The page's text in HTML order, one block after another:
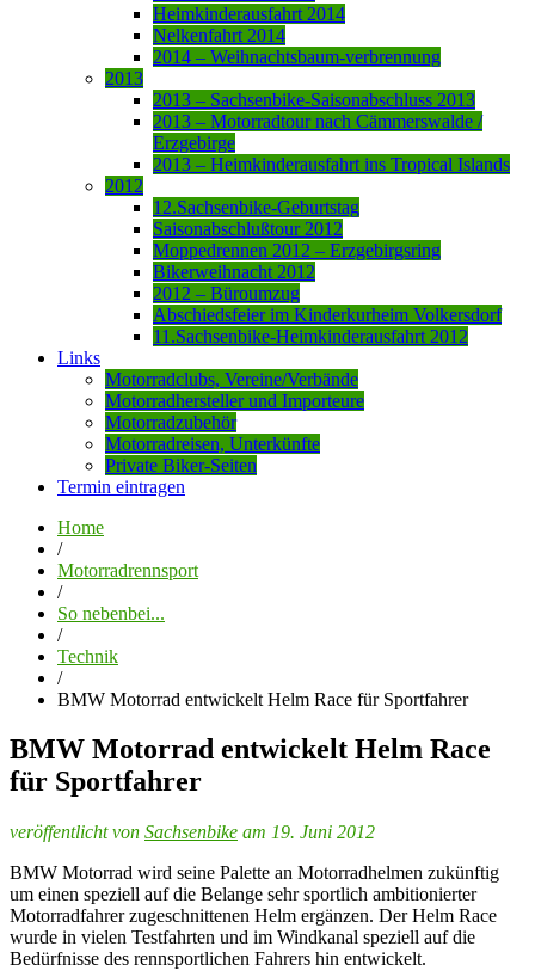
Heimkinderausfahrt 2014
Nelkenfahrt 2014
2014 – Weihnachtsbaum-verbrennung
2013
2013 – Sachsenbike-Saisonabschluss 2013
2013 – Motorradtour nach Cämmerswalde /
Erzgebirge
2013 – Heimkinderausfahrt ins Tropical Islands
2012
12.Sachsenbike-Geburtstag
Saisonabschlußtour 2012
Moppedrennen 2012 – Erzgebirgsring
Bikerweihnacht 2012
2012 – Büroumzug
Abschiedsfeier im Kinderkurheim Volkersdorf
11.Sachsenbike-Heimkinderausfahrt 2012
Links
Motorradclubs, Vereine/Verbände
Motorradhersteller und Importeure
Motorradzubehör
Motorradreisen, Unterkünfte
Private Biker-Seiten
Termin eintragen
Home
/
Motorradrennsport
/
So nebenbei...
/
Technik
/
BMW Motorrad entwickelt Helm Race für Sportfahrer
BMW Motorrad entwickelt Helm Race
für Sportfahrer
veröffentlicht von Sachsenbike am 19. Juni 2012
BMW Motorrad wird seine Palette an Motorradhelmen zukünftig
um einen speziell auf die Belange sehr sportlich ambitionierter
Motorradfahrer zugeschnittenen Helm ergänzen. Der Helm Race
wurde in vielen Testfahrten und im Windkanal speziell auf die
Bedürfnisse des rennsportlichen Fahrers hin entwickelt.